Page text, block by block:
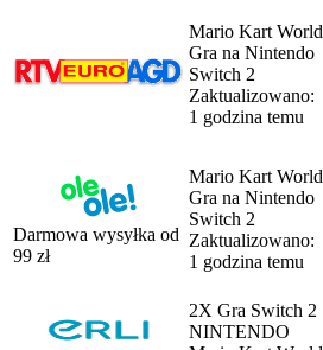
Mario Kart World
Gra na Nintendo
Switch 2
Zaktualizowano:
1 godzina temu
Darmowa wysyłka od
99 zł
Mario Kart World
Gra na Nintendo
Switch 2
Zaktualizowano:
1 godzina temu
2X Gra Switch 2
NINTENDO